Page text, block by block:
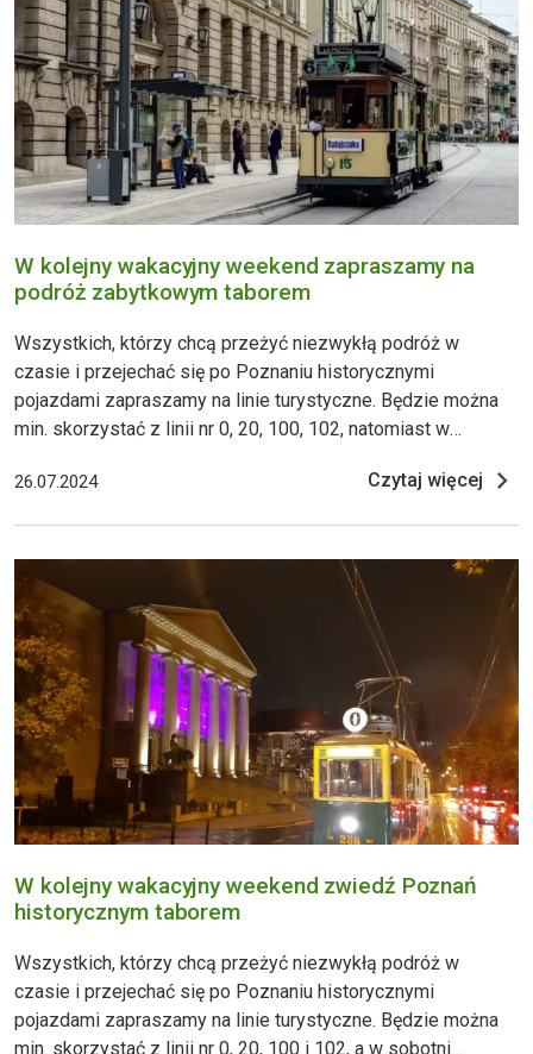
W kolejny wakacyjny weekend zapraszamy na
podróż zabytkowym taborem
Wszystkich, którzy chcą przeżyć niezwykłą podróż w
czasie i przejechać się po Poznaniu historycznymi
pojazdami zapraszamy na linie turystyczne. Będzie można
min. skorzystać z linii nr 0, 20, 100, 102, natomiast w
Sobota, 27 lipca 2024 W sobotę linia turystyczna nr
26.07.2024 Czytaj więcej
W kolejny wakacyjny weekend zwiedź Poznań
historycznym taborem
Wszystkich, którzy chcą przeżyć niezwykłą podróż w
czasie i przejechać się po Poznaniu historycznymi
pojazdami zapraszamy na linie turystyczne. Będzie można
min. skorzystać z linii nr 0, 20, 100 i 102, a w sobotni